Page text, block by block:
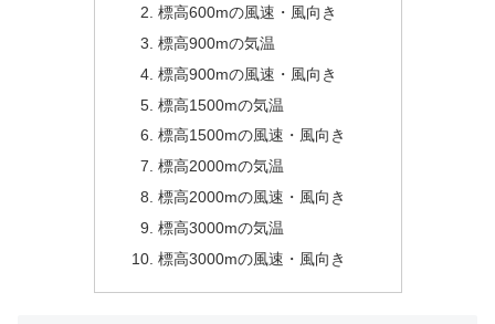
標高600mの風速・風向き
標高900mの気温
標高900mの風速・風向き
標高1500mの気温
標高1500mの風速・風向き
標高2000mの気温
標高2000mの風速・風向き
標高3000mの気温
標高3000mの風速・風向き